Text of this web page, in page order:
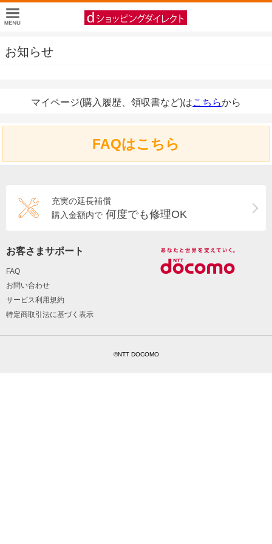
お知らせ
マイページ(購入履歴、領収書など)はこちらから
FAQはこちら
充実の延長補償
購入金額内で 何度でも修理OK
お客さまサポート
FAQ
お問い合わせ
サービス利用規約
特定商取引法に基づく表示
©NTT DOCOMO